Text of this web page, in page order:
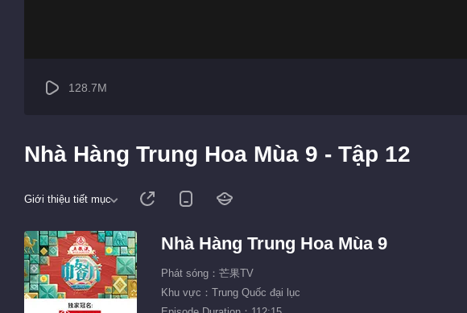
128.7M
Nhà Hàng Trung Hoa Mùa 9 - Tập 12
Giới thiệu tiết mục
Nhà Hàng Trung Hoa Mùa 9
Phát sóng：芒果TV
Khu vực：Trung Quốc đại lục